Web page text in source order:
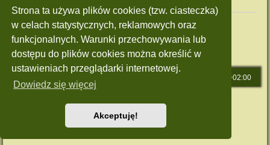
Strona ta używa plików cookies (tzw. ciasteczka)
w celach statystycznych, reklamowych oraz
funkcjonalnych. Warunki przechowywania lub
dostępu do plików cookies można określić w
ustawieniach przeglądarki internetowej.
Dowiedz się więcej
Akceptuję!
Twoje uprawnienia na tym forum
Nie możesz
tworzyć nowych tematów
Nie możeszodpowiadać w tematach
Nie możeszzmieniać swoich postów
usuwać swoich postów
Nie możesz dodawać załączników
UTC+02:00
Style: Green-Style by Joyce&LunaphpBB-Style-Design
Zasady ochrony danych osobowych |Regulamin